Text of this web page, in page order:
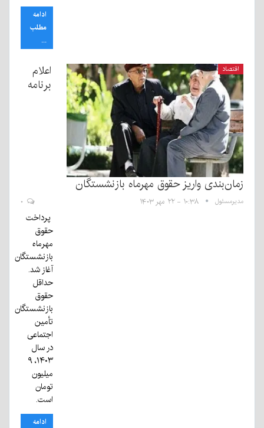
ادامه
مطلب
...
اقتصاد
اعلام
برنامه
زمان‌بندی واریز حقوق مهرماه بازنشستگان
مدیرمسئول ۱۰:۳۸ - ۲۲ مهر ۱۴۰۳
پرداخت
حقوق
مهرماه
بازنشستگان
آغاز شد.
حداقل
حقوق
بازنشستگان
تأمین
اجتماعی
در سال
۱۴۰۳، ۹
میلیون
تومان
است.
ادامه